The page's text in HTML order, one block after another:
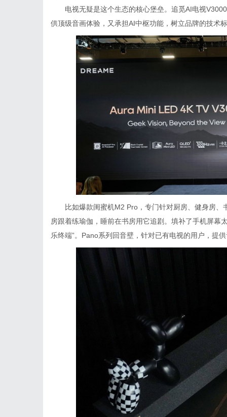
电视无疑是这个生态的核心堡垒。追觅AI电视
供顶级音画体验，又承担AI中枢功能，树立品牌的技术
比如爆款闺蜜机M2 Pro，专门针对厨房、健身房
房跟着练瑜伽，睡前在书房用它追剧。填补了手机屏幕
乐终端”。Pano系列回音壁，针对已有电视的用户，提